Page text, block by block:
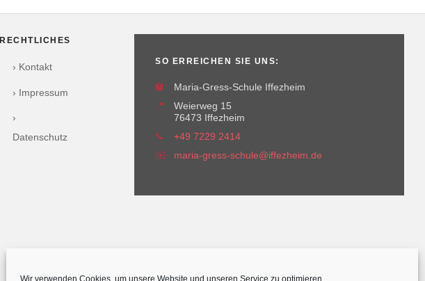
RECHTLICHES
› Kontakt
› Impressum
›
Datenschutz
SO ERREICHEN SIE UNS:
🏫
Maria-Gress-Schule Iffezheim
📍
Weierweg 15
76473 Iffezheim
📞
+49 7229 2414
✉️
maria-gress-schule@iffezheim.de